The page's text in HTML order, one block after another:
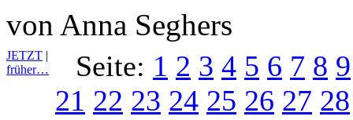
von Anna Seghers
JETZT |
früher…
Seite: 1 2 3 4 5 6 7 8 9
21 22 23 24 25 26 27 28